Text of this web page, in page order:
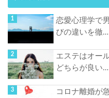
恋愛心理学で
びの違いを徹...
エステはオー
どちらが良い...
コロナ離婚が